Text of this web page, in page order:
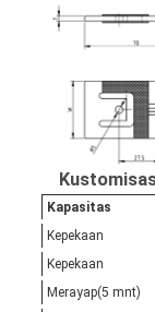
Kapasitas
Kepekaan
Kepekaan
Merayap(5 mnt)